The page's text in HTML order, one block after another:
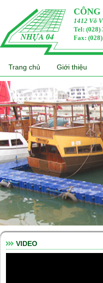
1412 Võ
Tel: (028)
Fax:
Trang chủ Giới thiệu
VIDEO